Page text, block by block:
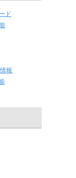
ド
報